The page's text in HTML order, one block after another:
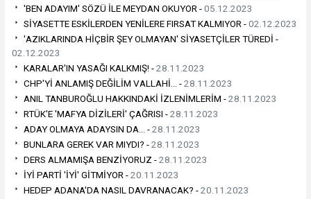
'BEN ADAYIM' SÖZÜ İLE MEYDAN OKUYOR -05.12.2023
SİYASETTE ESKİLERDEN YENİLERE FIRSAT KALMIYOR -02.12.2023
'AZIKLARINDA HİÇBİR ŞEY OLMAYAN' SİYASETÇİLER TÜREDİ -
02.12.2023
KARALAR'IN YASAĞI KALKMIŞ! -28.11.2023
CHP'Yİ ANLAMIŞ DEĞİLİM VALLAHİ… -28.11.2023
ANIL TANBUROĞLU HAKKINDAKİ İZLENİMLERİM -28.11.2023
RTÜK'E 'MAFYA DİZİLERİ' ÇAĞRISI -28.11.2023
ADAY OLMAYA ADAYSIN DA… -28.11.2023
BUNLARA GEREK VAR MIYDI? -28.11.2023
DERS ALMAMIŞA BENZİYORUZ -28.11.2023
İYİ PARTİ 'İYİ' GİTMİYOR -20.11.2023
HEDEP ADANA'DA NASIL DAVRANACAK? -20.11.2023